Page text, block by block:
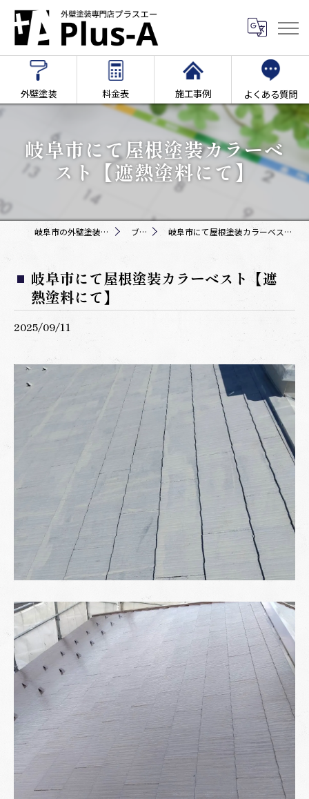
外壁塗装 料金表 施工事例 よくある質問
岐阜市にて屋根塗装カラーベ
スト【遮熱塗料にて】
岐阜市の外壁塗装専門店Plus-A ブログ 岐阜市にて屋根塗装カラーベスト【遮熱塗料にて】
岐阜市にて屋根塗装カラーベスト【遮
熱塗料にて】
2025/09/11